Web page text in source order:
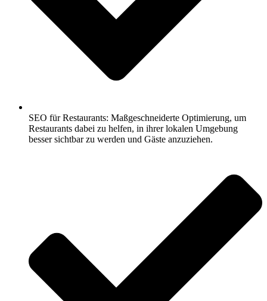
SEO für Restaurants: Maßgeschneiderte Optimierung, um
Restaurants dabei zu helfen, in ihrer lokalen Umgebung
besser sichtbar zu werden und Gäste anzuziehen.